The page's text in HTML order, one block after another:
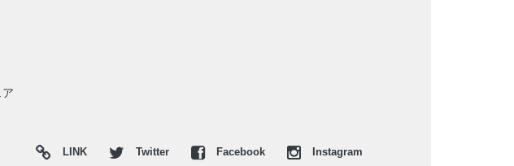
ア
LINK Twitter Facebook Instagram